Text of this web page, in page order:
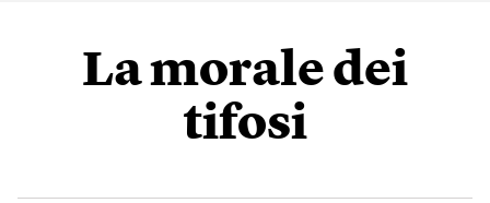
La morale dei
tifosi